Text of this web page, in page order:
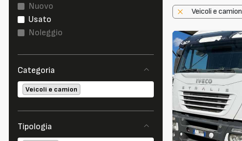
Nuovo
Usato
Noleggio
Categoria
Veicoli e camion
Tipologia
Veicoli e camion